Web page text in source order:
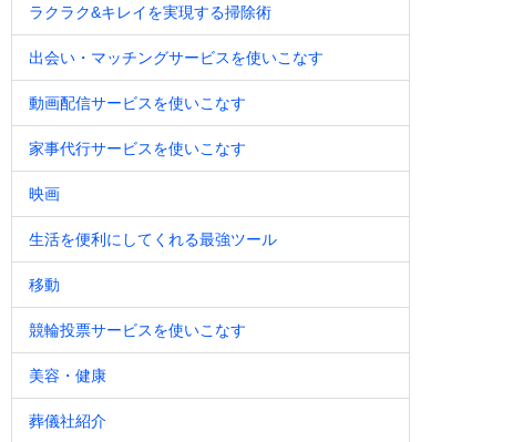
ラクラク&キレイを実現する掃除術
出会い・マッチングサービスを使いこなす
動画配信サービスを使いこなす
家事代行サービスを使いこなす
映画
生活を便利にしてくれる最強ツール
移動
競輪投票サービスを使いこなす
美容・健康
葬儀社紹介